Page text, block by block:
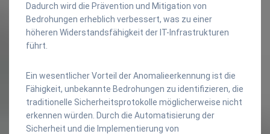
Dadurch wird die Prävention und Mitigation von
Bedrohungen erheblich verbessert, was zu einer
höheren Widerstandsfähigkeit der IT-Infrastrukturen
führt.
Ein wesentlicher Vorteil der Anomalieerkennung ist die
Fähigkeit, unbekannte Bedrohungen zu identifizieren, die
traditionelle Sicherheitsprotokolle möglicherweise nicht
erkennen würden. Durch die Automatisierung der
Sicherheit und die Implementierung von